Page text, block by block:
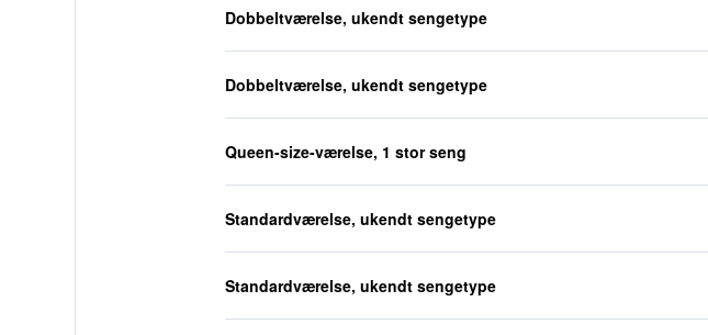
Dobbeltværelse, ukendt sengetype
Dobbeltværelse, ukendt sengetype
Queen-size-værelse, 1 stor seng
Standardværelse, ukendt sengetype
Standardværelse, ukendt sengetype